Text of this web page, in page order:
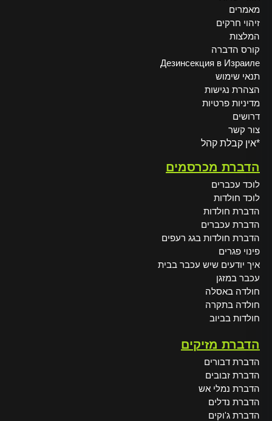
מאמרים
זיהוי חרקים
המלצות
קורס הדברה
Дезинсекция в Израиле
תנאי שימוש
הצהרת נגישות
מדיניות פרטיות
דרושים
צור קשר
*אין קבלת קהל
הדברת מכרסמים
לוכד עכברים
לוכד חולדות
הדברת חולדות
הדברת עכברים
הדברת חולדות בגג רעפים
פינוי פגרים
איך יודעים שיש עכבר בבית
עכבר במזגן
חולדה באסלה
חולדה בתקרה
חולדות בביוב
הדברת מזיקים
הדברת דבורים
הדברת זבובים
הדברת נמלי אש
הדברת נדלים
הדברת ג'וקים